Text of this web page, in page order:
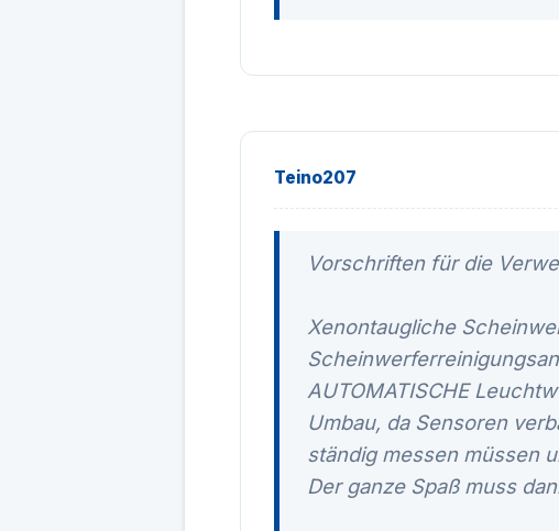
Teino207
Vorschriften für die
Xenontaugliche
AUTOMATISCHE
Umbau, da Sensoren
ständig messen müssen
Der ganze Spaß muss